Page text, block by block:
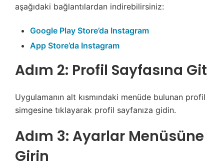
aşağıdaki bağlantılardan indirebilirsiniz:
Google Play Store’da Instagram
App Store’da Instagram
Adım 2: Profil Sayfasına Git
Uygulamanın alt kısmındaki menüde bulunan profil
simgesine tıklayarak profil sayfanıza gidin.
Adım 3: Ayarlar Menüsüne
Girin